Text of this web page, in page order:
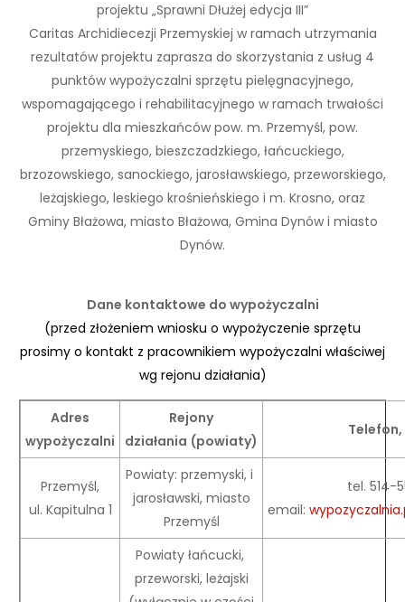
projektu „Sprawni Dłużej edycja III”
Caritas Archidiecezji Przemyskiej w ramach utrzymania
rezultatów projektu zaprasza do skorzystania z usług 4
punktów wypożyczalni sprzętu pielęgnacyjnego,
wspomagającego i rehabilitacyjnego w ramach trwałości
projektu dla mieszkańców pow. m. Przemyśl, pow.
przemyskiego, bieszczadzkiego, łańcuckiego,
brzozowskiego, sanockiego, jarosławskiego, przeworskiego,
leżajskiego, leskiego krośnieńskiego i m. Krosno, oraz
Gminy Błażowa, miasto Błażowa, Gmina Dynów i miasto
Dynów.
Dane kontaktowe do wypożyczalni
(przed złożeniem wniosku o wypożyczenie sprzętu
prosimy o kontakt z pracownikiem wypożyczalni właściwej
wg rejonu działania)
Adres
wypożyczalni
Rejony
działania (powiaty)
Przemyśl,
ul. Kapitulna 1
Powiaty: przemyski, i
jarosławski, miasto
Przemyśl
tel. 514-
email:
Powiaty łańcucki,
przeworski, leżajski